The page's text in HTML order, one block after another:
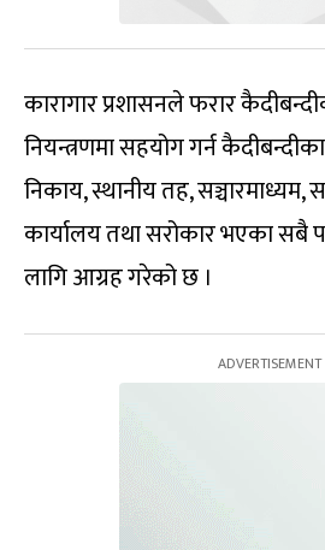
कारागार प्रशासनले फरार
नियन्त्रणमा सहयोग गर्न
निकाय, स्थानीय तह, सञ्चारमाध्यम,
कार्यालय तथा सरोकार भएका सबै
लागि आग्रह गरेको छ ।